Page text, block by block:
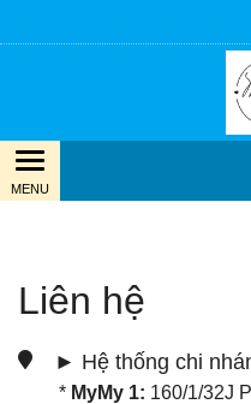
Liên hệ
► Hệ thống chi
* MyMy 1: 160/1/32J